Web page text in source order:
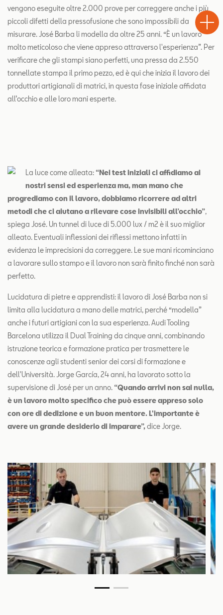
vengono eseguite oltre 2.000 prove per correggere anche i più
piccoli difetti della pressofusione che sono impossibili da
misurare. José Barba li modella da oltre 25 anni. “È un lavoro
molto meticoloso che viene appreso attraverso l'esperienza”. Per
verificare che gli stampi siano perfetti, una pressa da 2.550
tonnellate stampa il primo pezzo, ed è qui che inizia il lavoro dei
produttori artigianali di matrici, in questa fase iniziale affidata
all’occhio e alle loro mani esperte.
La luce come alleata: “Nei test iniziali ci affidiamo ai
nostri sensi ed esperienza ma, man mano che
progrediamo con il lavoro, dobbiamo ricorrere ad altri
metodi che ci aiutano a rilevare cose invisibili all’occhio”,
spiega José. Un tunnel di luce di 5.000 lux / m2 è il suo miglior
alleato. Eventuali inflessioni dei riflessi mettono infatti in
evidenza le imprecisioni da correggere. Le sue mani ricominciano
a lavorare sullo stampo e il lavoro non sarà finito finché non sarà
perfetto.
Lucidatura di pietre e apprendisti: il lavoro di José Barba non si
limita alla lucidatura a mano delle matrici, perché “modella”
anche i futuri artigiani con la sua esperienza. Audi Tooling
Barcelona utilizza il Dual Training da cinque anni, combinando
istruzione teorica e formazione pratica per trasmettere le
conoscenze agli studenti senior dei corsi di formazione e
dell'Università. Jorge García, 24 anni, ha lavorato sotto la
supervisione di José per un anno. “Quando arrivi non sai nulla,
è un lavoro molto specifico che può essere appreso solo
con ore di dedizione e un buon mentore. L'importante è
avere un grande desiderio di imparare”,dice Jorge.
Drive
Chiama